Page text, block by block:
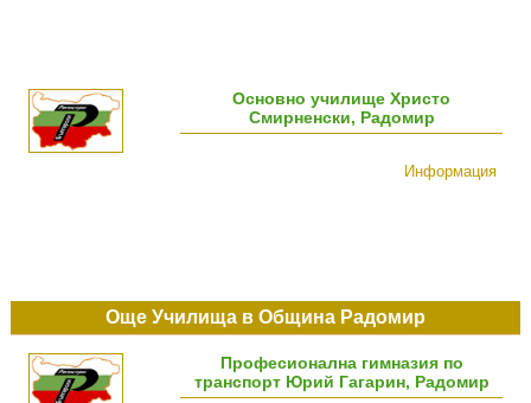
Основно училище Христо
Смирненски, Радомир
Информация
Още Училища в Община Радомир
Професионална гимназия по
транспорт Юрий Гагарин, Радомир